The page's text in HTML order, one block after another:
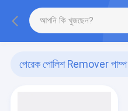
পেরেক পোলিশ Remover পাম্প